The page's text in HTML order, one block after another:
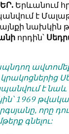
Երևանում
է
նախկին
որդին՝
է
1969
որը
գնելու: